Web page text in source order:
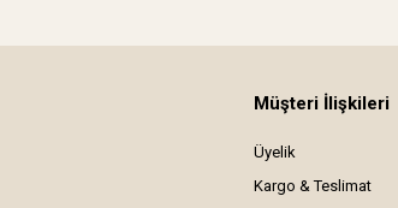
Müşteri İlişkileri
Üyelik
Kargo & Teslimat